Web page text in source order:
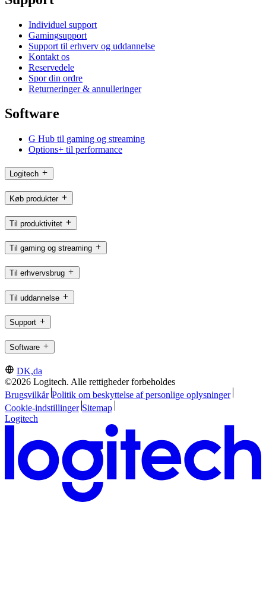
Individuel support
Gamingsupport
Support til erhverv og uddannelse
Kontakt os
Reservedele
Spor din ordre
Returneringer & annulleringer
Software
G Hub til gaming og streaming
Options+ til performance
Logitech
Køb produkter
Til produktivitet
Til gaming og streaming
Til erhvervsbrug
Til uddannelse
Support
Software
DK,da
©2026 Logitech. Alle rettigheder forbeholdes
Brugsvilkår Politik om beskyttelse af personlige oplysninger
Cookie-indstillinger Sitemap
Logitech